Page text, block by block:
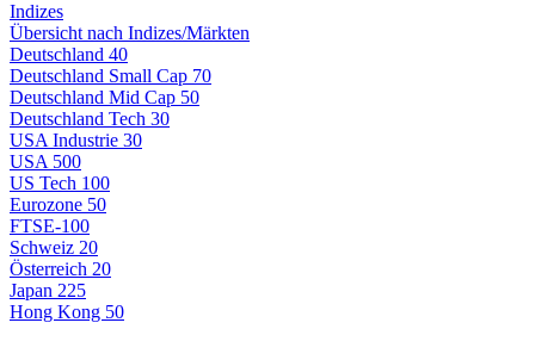
Indizes
Übersicht nach Indizes/Märkten
Deutschland 40
Deutschland Small Cap 70
Deutschland Mid Cap 50
Deutschland Tech 30
USA Industrie 30
USA 500
US Tech 100
Eurozone 50
FTSE-100
Schweiz 20
Österreich 20
Japan 225
Hong Kong 50